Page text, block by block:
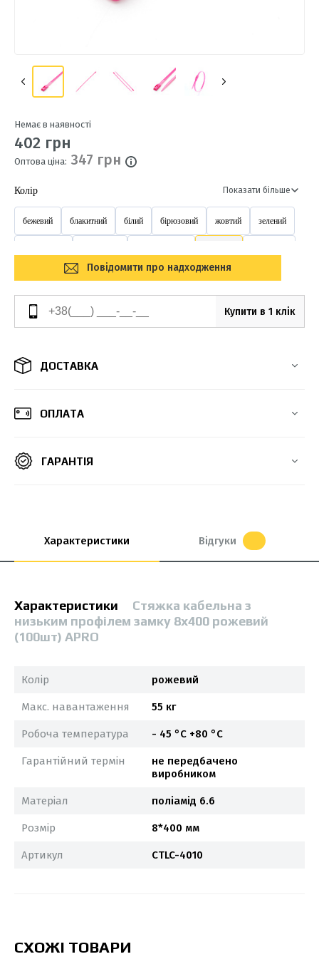
Немає в наявності
402 грн
Оптова ціна: 347 грн
Колір Показати більше
бежевий блакитний білий бірюзовий жовтий зелений
червоний чорний
Повідомити про надходження
Купити в 1 клік
ДОСТАВКА
ОПЛАТА
ГАРАНТІЯ
Характеристики Відгуки
Характеристики
Стяжка кабельна з
низьким профілем замку 8x400 рожевий
(100шт) APRO
Колір рожевий
Макс. навантаження 55 кг
Робоча температура - 45 °С +80 °С
Гарантійний термін
не передбачено
виробником
Матеріал поліамід 6.6
Розмір 8*400 мм
Артикул CTLC-4010
СХОЖІ ТОВАРИ